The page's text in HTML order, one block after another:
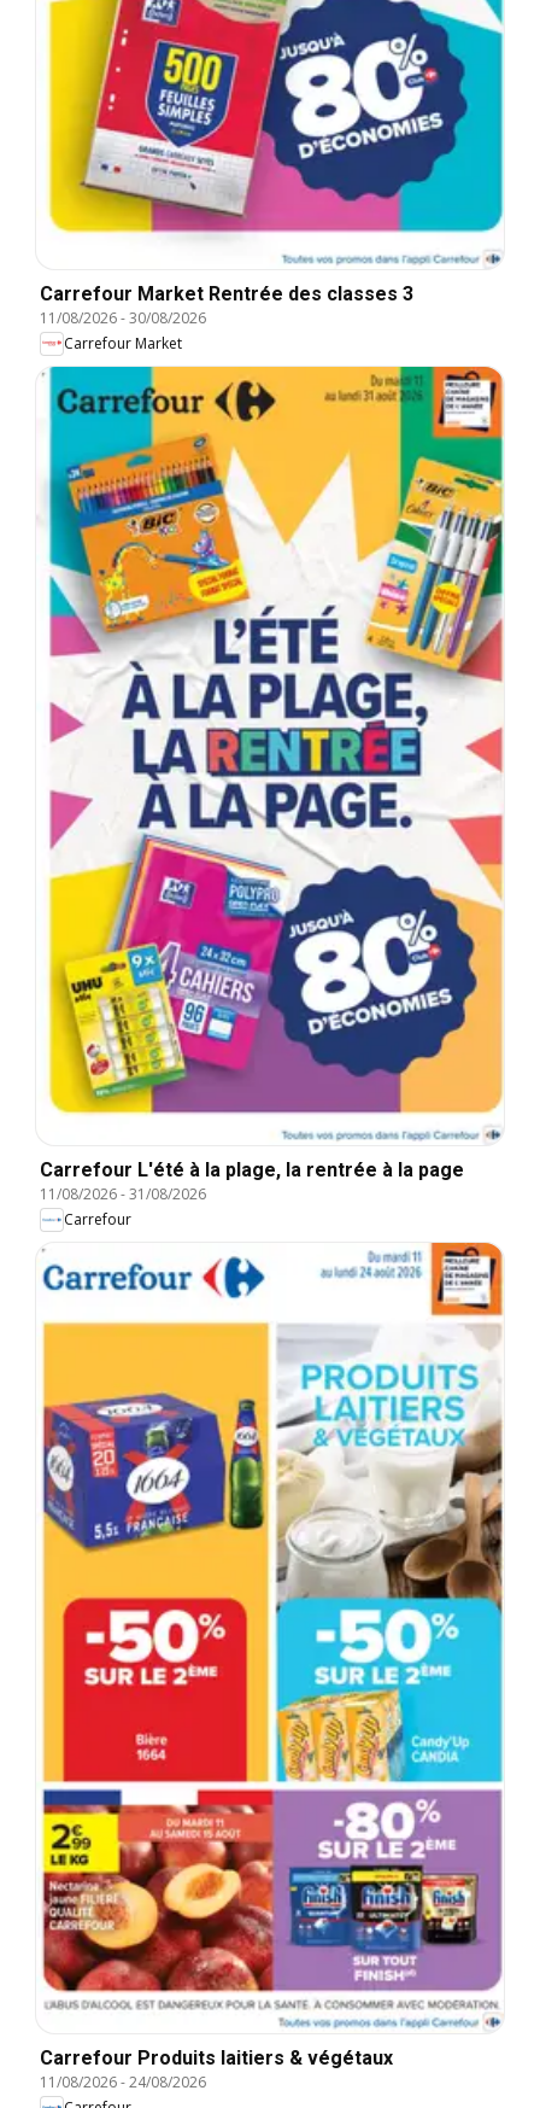
Carrefour Market Rentrée des classes 3
11/08/2026-30/08/2026
Carrefour Market
Carrefour L'été à la plage, la rentrée à la page
11/08/2026-31/08/2026
Carrefour
Carrefour Produits laitiers & végétaux
11/08/2026-24/08/2026